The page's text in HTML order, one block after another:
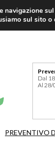
Dal
Al 28/
PREVENTIVO
navigazione
sul sito